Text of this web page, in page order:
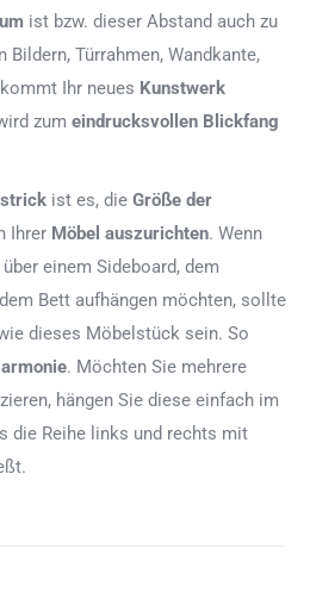
ist bzw. dieser Abstand auch zu
Bildern, Türrahmen, Wandkante,
Ihr neues Kunstwerk
zum eindrucksvollen Blickfang
ist es, die Größe der
Ihrer Möbel auszurichten. Wenn
einem Sideboard, dem
Bett aufhängen möchten, sollte
dieses Möbelstück sein. So
. Möchten Sie mehrere
hängen Sie diese einfach im
die Reihe links und rechts mit